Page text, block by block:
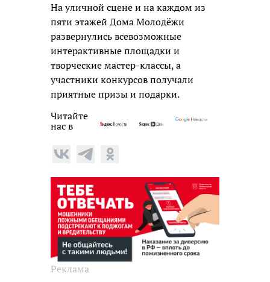
На уличной сцене и на каждом из
пяти этажей Дома Молодёжи
развернулись всевозможные
интерактивные площадки и
творческие мастер-классы, а
участники конкурсов получали
приятные призы и подарки.
Читайте
нас в
Реклама